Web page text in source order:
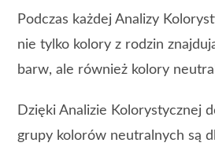
Podczas każdej Analizy
nie tylko kolory z rodzin
barw, ale również kolory
Dzięki Analizie Kolorystycznej
grupy kolorów neutralnych są